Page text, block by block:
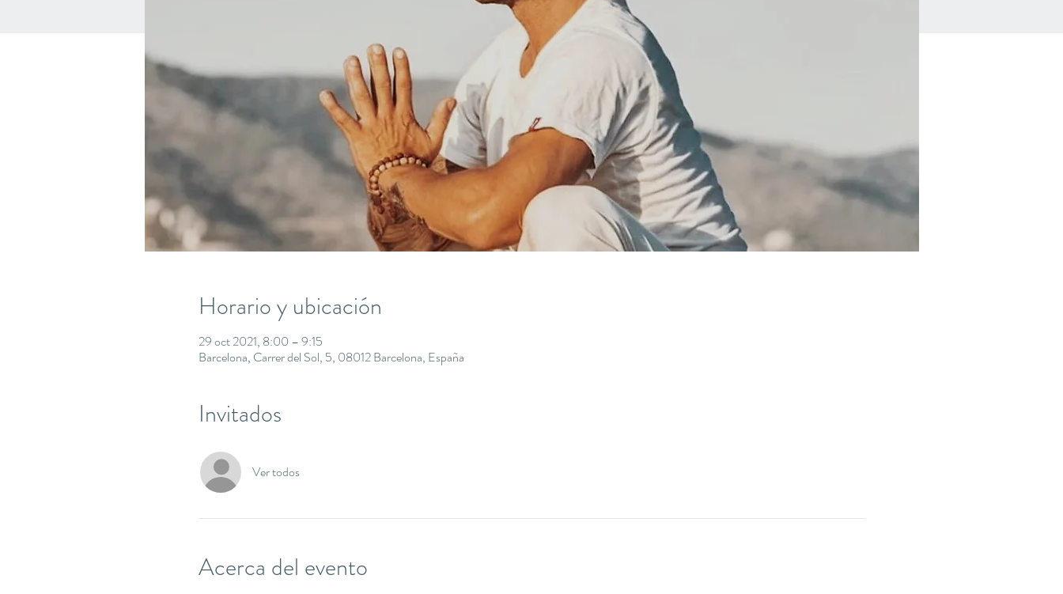
Horario y ubicación
29 oct 2021, 8:00 – 9:15
Barcelona, Carrer del Sol, 5, 08012 Barcelona, España
Invitados
Ver todos
Acerca del evento